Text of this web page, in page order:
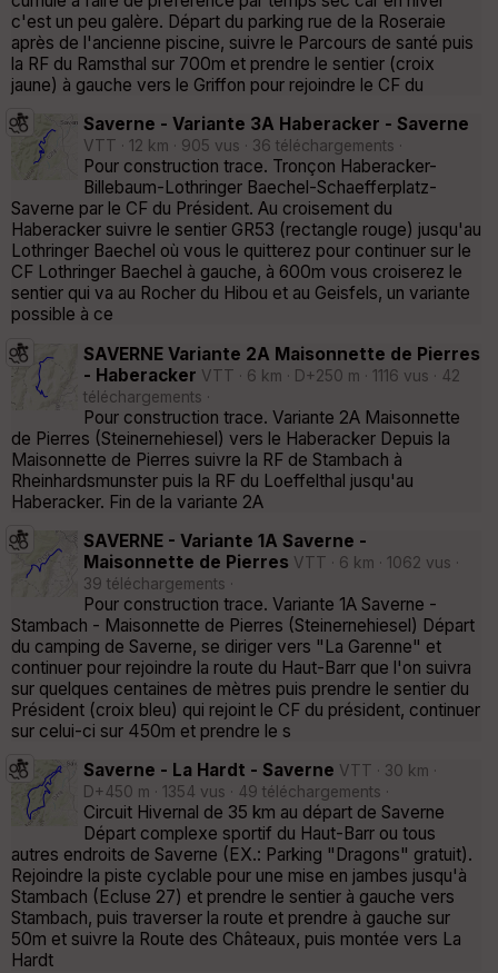
c'est un peu galère. Départ du parking rue de la Roseraie
après de l'ancienne piscine, suivre le Parcours de santé puis
la RF du Ramsthal sur 700m et prendre le sentier (croix
jaune) à gauche vers le Griffon pour rejoindre le CF du
Saverne - Variante 3A Haberacker - Saverne
VTT · 12 km · 905 vus · 36 téléchargements ·
Pour construction trace. Tronçon Haberacker-
Billebaum-Lothringer Baechel-Schaefferplatz-
Saverne par le CF du Président. Au croisement du
Haberacker suivre le sentier GR53 (rectangle rouge) jusqu'au
Lothringer Baechel où vous le quitterez pour continuer sur le
CF Lothringer Baechel à gauche, à 600m vous croiserez le
sentier qui va au Rocher du Hibou et au Geisfels, un variante
possible à ce
SAVERNE Variante 2A Maisonnette de Pierres
- Haberacker VTT · 6 km · D+250 m · 1116 vus · 42
téléchargements ·
Pour construction trace. Variante 2A Maisonnette
de Pierres (Steinernehiesel) vers le Haberacker Depuis la
Maisonnette de Pierres suivre la RF de Stambach à
Rheinhardsmunster puis la RF du Loeffelthal jusqu'au
Haberacker. Fin de la variante 2A
SAVERNE - Variante 1A Saverne -
Maisonnette de Pierres VTT · 6 km · 1062 vus ·
39 téléchargements ·
Pour construction trace. Variante 1A Saverne -
Stambach - Maisonnette de Pierres (Steinernehiesel) Départ
du camping de Saverne, se diriger vers "La Garenne" et
continuer pour rejoindre la route du Haut-Barr que l'on suivra
sur quelques centaines de mètres puis prendre le sentier du
Président (croix bleu) qui rejoint le CF du président, continuer
sur celui-ci sur 450m et prendre le s
Saverne - La Hardt - Saverne VTT · 30 km ·
D+450 m · 1354 vus · 49 téléchargements ·
Circuit Hivernal de 35 km au départ de Saverne
Départ complexe sportif du Haut-Barr ou tous
autres endroits de Saverne (EX.: Parking "Dragons" gratuit).
Rejoindre la piste cyclable pour une mise en jambes jusqu'à
Stambach (Ecluse 27) et prendre le sentier à gauche vers
Stambach, puis traverser la route et prendre à gauche sur
50m et suivre la Route des Châteaux, puis montée vers La
Hardt